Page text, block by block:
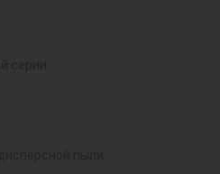
серии
пыли